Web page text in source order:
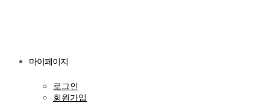
마이페이지
로그인
회원가입